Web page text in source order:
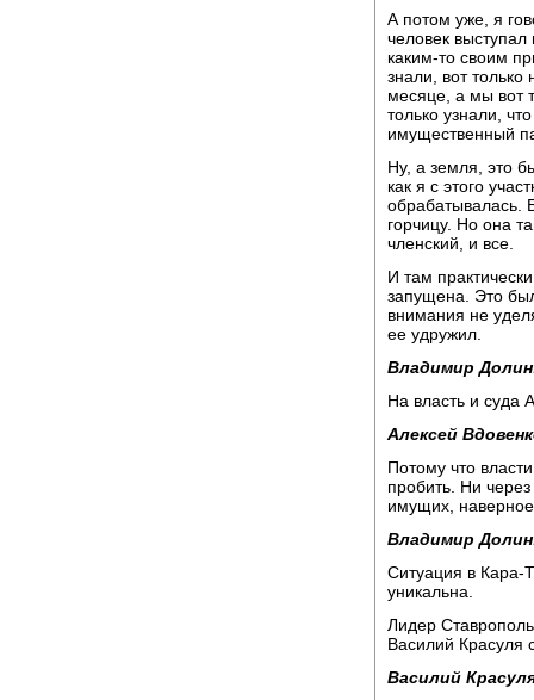
А потом уже, я
человек
каким-то своим
знали, вот
месяце, а мы вот
только узнали,
имущественный
Ну, а земля, это
как я с этого
обрабатывалась.
горчицу. Но она
членский, и все.
И там
запущена. Это
внимания не
ее удружил.
Владимир
На власть и суда
Алексей
Потому что
пробить. Ни
имущих,
Владимир
Ситуация в Кара-
уникальна.
Лидер
Василий Красуля
Василий